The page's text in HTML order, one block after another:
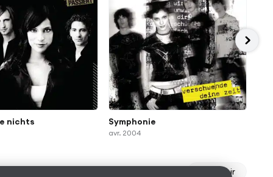
nichts Symphonie
avr. 2004
Tout voir